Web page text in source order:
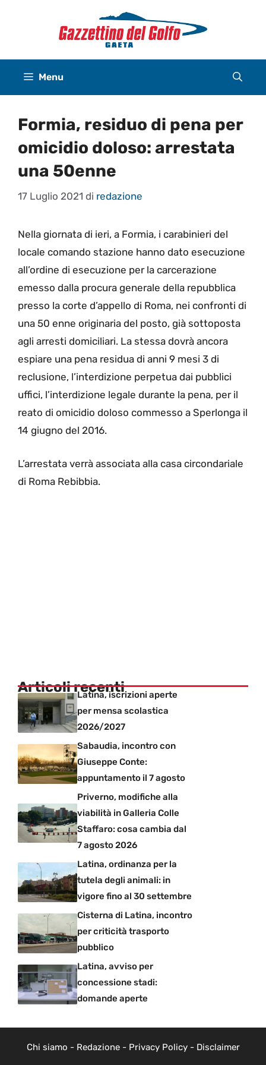
Menu
Formia, residuo di pena per
omicidio doloso: arrestata
una 50enne
17 Luglio 2021 di redazione
Nella giornata di ieri, a Formia, i carabinieri del
locale comando stazione hanno dato esecuzione
all’ordine di esecuzione per la carcerazione
emesso dalla procura generale della repubblica
presso la corte d’appello di Roma, nei confronti di
una 50 enne originaria del posto, già sottoposta
agli arresti domiciliari. La stessa dovrà ancora
espiare una pena residua di anni 9 mesi 3 di
reclusione, l’interdizione perpetua dai pubblici
uffici, l’interdizione legale durante la pena, per il
reato di omicidio doloso commesso a Sperlonga il
14 giugno del 2016.
L’arrestata verrà associata alla casa circondariale
di Roma Rebibbia.
Articoli recentiLatina, iscrizioni aperte
per mensa scolastica
2026/2027
Sabaudia, incontro con
Giuseppe Conte:
appuntamento il 7 agosto
Priverno, modifiche alla
viabilità in Galleria Colle
Staffaro: cosa cambia dal
7 agosto 2026
Latina, ordinanza per la
tutela degli animali: in
vigore fino al 30 settembre
Cisterna di Latina, incontro
per criticità trasporto
pubblico
Latina, avviso per
concessione stadi:
domande aperte
Chi siamo - Redazione- Privacy Policy- Disclaimer